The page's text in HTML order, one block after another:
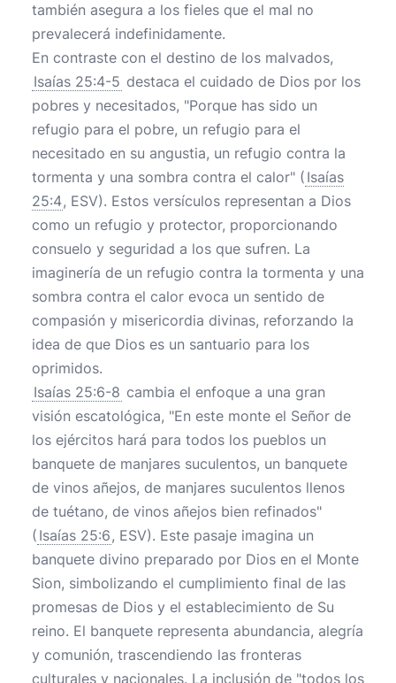
también asegura a los fieles que el mal no
prevalecerá indefinidamente.
En contraste con el destino de los malvados,
Isaías 25:4-5 destaca el cuidado de Dios por los
pobres y necesitados, "Porque has sido un
refugio para el pobre, un refugio para el
necesitado en su angustia, un refugio contra la
tormenta y una sombra contra el calor" ( Isaías
25:4, ESV). Estos versículos representan a Dios
como un refugio y protector, proporcionando
consuelo y seguridad a los que sufren. La
imaginería de un refugio contra la tormenta y una
sombra contra el calor evoca un sentido de
compasión y misericordia divinas, reforzando la
idea de que Dios es un santuario para los
oprimidos.
Isaías 25:6-8 cambia el enfoque a una gran
visión escatológica, "En este monte el Señor de
los ejércitos hará para todos los pueblos un
banquete de manjares suculentos, un banquete
de vinos añejos, de manjares suculentos llenos
de tuétano, de vinos añejos bien refinados"
( Isaías 25:6, ESV). Este pasaje imagina un
banquete divino preparado por Dios en el Monte
Sion, simbolizando el cumplimiento final de las
promesas de Dios y el establecimiento de Su
reino. El banquete representa abundancia, alegría
y comunión, trascendiendo las fronteras
culturales y nacionales. La inclusión de "todos los